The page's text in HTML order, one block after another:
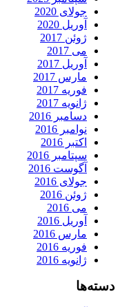
جولای 2020
آوریل 2020
ژوئن 2017
می 2017
آوریل 2017
مارس 2017
فوریه 2017
ژانویه 2017
دسامبر 2016
نوامبر 2016
اکتبر 2016
سپتامبر 2016
آگوست 2016
جولای 2016
ژوئن 2016
می 2016
آوریل 2016
مارس 2016
فوریه 2016
ژانویه 2016
دسته‌ها